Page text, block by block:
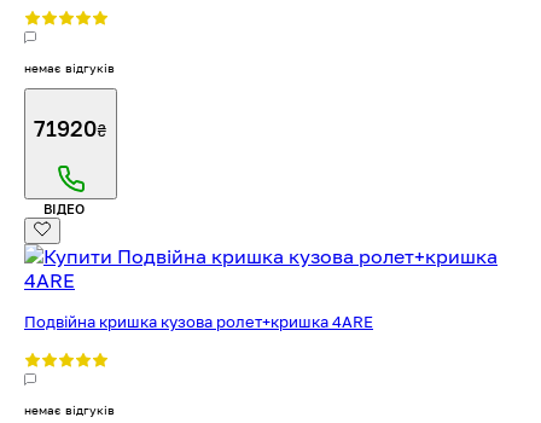
немає відгуків
71920₴
ВІДЕО
Подвійна кришка кузова ролет+кришка 4ARE
немає відгуків